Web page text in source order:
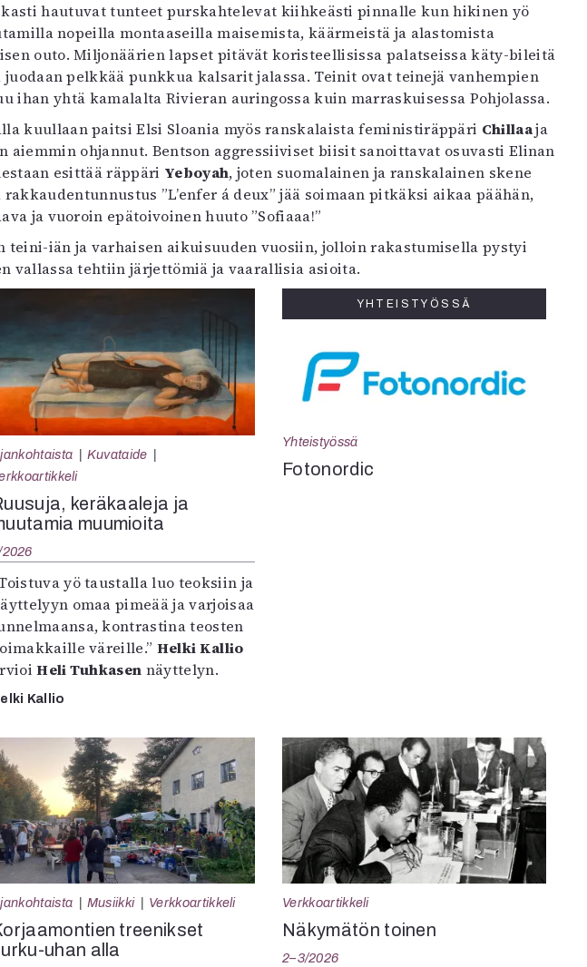
hautuvat tunteet purskahtelevat kiihkeästi pinnalle kun hikinen yö
nopeilla montaaseilla maisemista, käärmeistä ja alastomista
outo. Miljonäärien lapset pitävät koristeellisissa palatseissa käty-bileitä
pelkkää punkkua kalsarit jalassa. Teinit ovat teinejä vanhempien
yhtä kamalalta Rivieran auringossa kuin marraskuisessa Pohjolassa.
kuullaan paitsi Elsi Sloania myös ranskalaista feministiräppäri Chillaaja
aiemmin ohjannut. Bentson aggressiiviset biisit sanoittavat osuvasti Elinan
esittää räppäri Yeboyah, joten suomalainen ja ranskalainen skene
”L’enfer á deux” jää soimaan pitkäksi aikaa päähän,
ja vuoroin epätoivoinen huuto ”Sofiaaa!”
iän ja varhaisen aikuisuuden vuosiin, jolloin rakastumisella pystyi
vallassa tehtiin järjettömiä ja vaarallisia asioita.
Kuvataide
keräkaaleja ja
muumioita
yö taustalla luo teoksiin ja
omaa pimeää ja varjoisaa
kontrastina teosten
väreille.” Helki Kallio
Heli Tuhkasen näyttelyn.
Kallio
YHTEISTYÖSSÄ
Yhteistyössä
Fotonordic
Musiikki Verkkoartikkeli
treenikset
uhan alla
Verkkoartikkeli
Näkymätön toinen
2–3/2026